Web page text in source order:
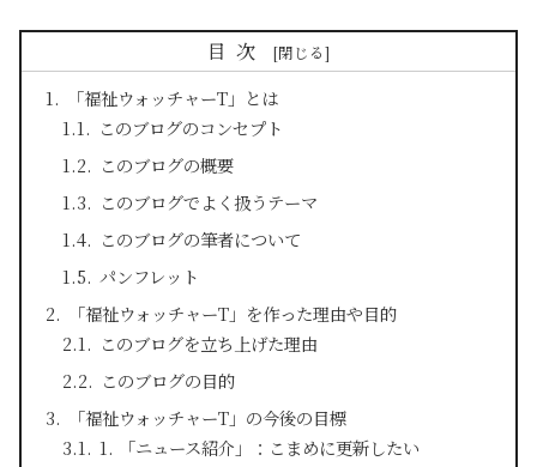
目次
「福祉ウォッチャーT」とは
このブログのコンセプト
このブログの概要
このブログでよく扱うテーマ
このブログの筆者について
パンフレット
「福祉ウォッチャーT」を作った理由や目的
このブログを立ち上げた理由
このブログの目的
「福祉ウォッチャーT」の今後の目標
1. 「ニュース紹介」：こまめに更新したい